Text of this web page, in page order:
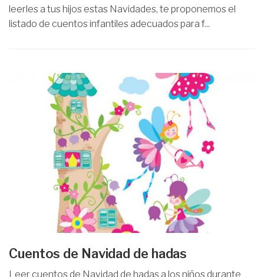
leerles a tus hijos estas Navidades, te proponemos el
listado de cuentos infantiles adecuados para f...
Cuentos de Navidad de hadas
Leer cuentos de Navidad de hadas a los niños durante